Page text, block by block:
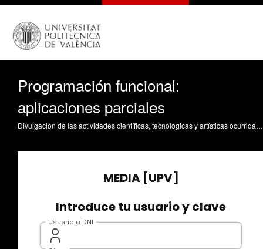
Programación funcional:
aplicaciones parciales
Divulgación de las actividades científicas, tecnológicas y artísticas ocurridas en los tres campus de la UPV